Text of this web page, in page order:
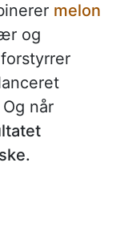
melon
og
når